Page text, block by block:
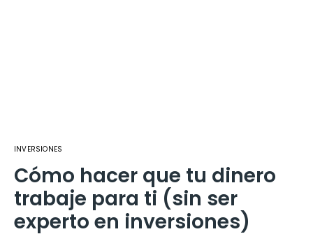
INVERSIONES
Cómo hacer que tu dinero
trabaje para ti (sin ser
experto en inversiones)